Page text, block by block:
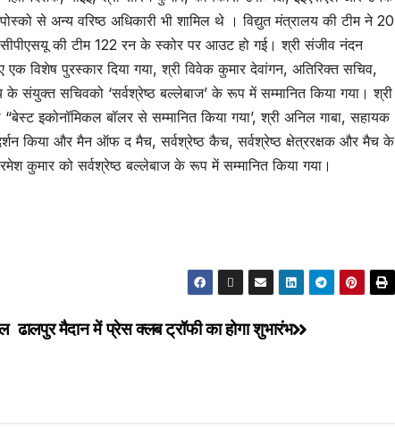
से अन्य वरिष्ठ अधिकारी भी शामिल थे । विद्युत मंत्रालय की टीम ने 20
की टीम 122 रन के स्कोर पर आउट हो गई। श्री संजीव नंदन
एक विशेष पुरस्कार दिया गया, श्री विवेक कुमार देवांगन, अतिरिक्त सचिव,
के संयुक्त सचिवको ‘सर्वश्रेष्ठ बल्लेबाज’ के रूप में सम्मानित किया गया। श्री
इकोनॉमिकल बॉलर से सम्मानित किया गया’, श्री अनिल गाबा, सहायक
किया और मैन ऑफ द मैच, सर्वश्रेष्ठ कैच, सर्वश्रेष्ठ क्षेत्ररक्षक और मैच के
कुमार को सर्वश्रेष्ठ बल्लेबाज के रूप में सम्मानित किया गया।
ढालपुर मैदान में प्रेस क्लब ट्रॉफी का होगा शुभारंभ